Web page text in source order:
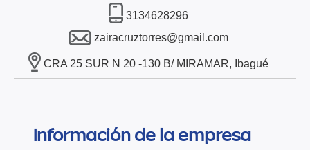
3134628296
zairacruztorres@gmail.com
CRA 25 SUR N 20 -130 B/ MIRAMAR, Ibagué
Información de la empresa